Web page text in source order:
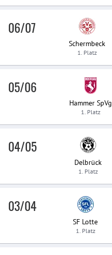
06/07
Schermbeck
1. Platz
05/06
Hammer SpVg
1. Platz
04/05
Delbrück
1. Platz
03/04
SF Lotte
1. Platz